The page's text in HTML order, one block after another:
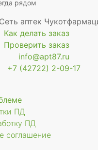
рядом
аптек
Как делать заказ
Проверить заказ
info@apt87.ru
+7 (42722) 2-09-17
ПД
ПД
соглашение